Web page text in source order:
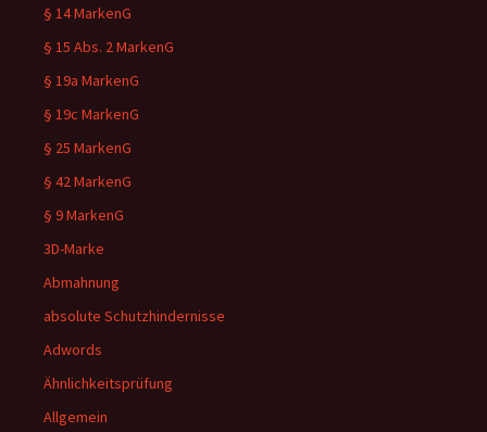
§ 14 MarkenG
§ 15 Abs. 2 MarkenG
§ 19a MarkenG
§ 19c MarkenG
§ 25 MarkenG
§ 42 MarkenG
§ 9 MarkenG
3D-Marke
Abmahnung
absolute Schutzhindernisse
Adwords
Ähnlichkeitsprüfung
Allgemein